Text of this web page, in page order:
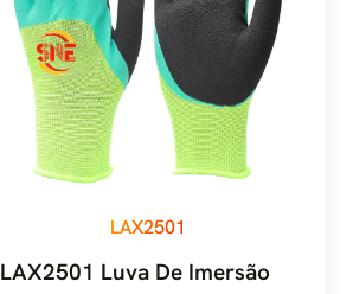
LAX2501
LAX2501 Luva De Imersão